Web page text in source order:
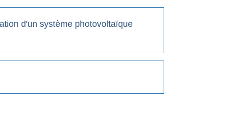
d'un système photovoltaïque